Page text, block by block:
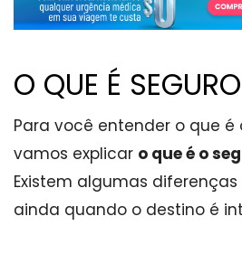
O QUE É
Para você entender o que é
vamos explicar o que é o
Existem algumas
ainda quando o destino é